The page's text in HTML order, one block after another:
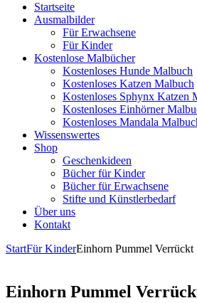
Startseite
Ausmalbilder
Für Erwachsene
Für Kinder
Kostenlose Malbücher
Kostenloses Hunde Malbuch
Kostenloses Katzen Malbuch
Kostenloses Sphynx Katzen
Kostenloses Einhörner
Kostenloses Mandala
Wissenswertes
Shop
Geschenkideen
Bücher für Kinder
Bücher für Erwachsene
Stifte und Künstlerbedarf
Über uns
Kontakt
StartFür KinderEinhorn Pummel Verrückt
Einhorn Pummel